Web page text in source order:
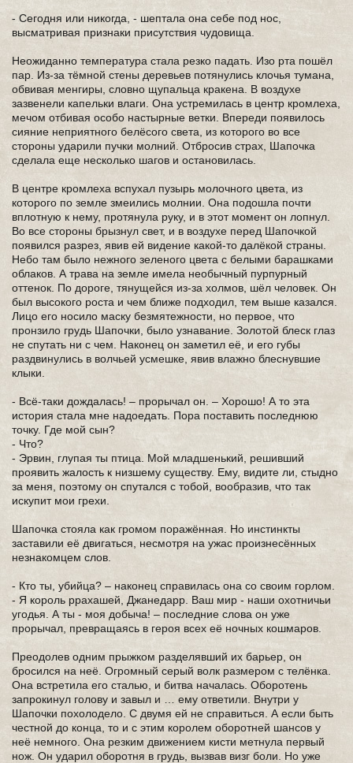
- Сегодня или никогда, - шептала она себе под нос,
высматривая признаки присутствия чудовища.
Неожиданно температура стала резко падать. Изо рта пошёл
пар. Из-за тёмной стены деревьев потянулись клочья тумана,
обвивая менгиры, словно щупальца кракена. В воздухе
зазвенели капельки влаги. Она устремилась в центр кромлеха,
мечом отбивая особо настырные ветки. Впереди появилось
сияние неприятного белёсого света, из которого во все
стороны ударили пучки молний. Отбросив страх, Шапочка
сделала еще несколько шагов и остановилась.
В центре кромлеха вспухал пузырь молочного цвета, из
которого по земле змеились молнии. Она подошла почти
вплотную к нему, протянула руку, и в этот момент он лопнул.
Во все стороны брызнул свет, и в воздухе перед Шапочкой
появился разрез, явив ей видение какой-то далёкой страны.
Небо там было нежного зеленого цвета с белыми барашками
облаков. А трава на земле имела необычный пурпурный
оттенок. По дороге, тянущейся из-за холмов, шёл человек. Он
был высокого роста и чем ближе подходил, тем выше казался.
Лицо его носило маску безмятежности, но первое, что
пронзило грудь Шапочки, было узнавание. Золотой блеск глаз
не спутать ни с чем. Наконец он заметил её, и его губы
раздвинулись в волчьей усмешке, явив влажно блеснувшие
клыки.
- Всё-таки дождалась! – прорычал он. – Хорошо! А то эта
история стала мне надоедать. Пора поставить последнюю
точку. Где мой сын?
- Что?
- Эрвин, глупая ты птица. Мой младшенький, решивший
проявить жалость к низшему существу. Ему, видите ли, стыдно
за меня, поэтому он спутался с тобой, вообразив, что так
искупит мои грехи.
Шапочка стояла как громом поражённая. Но инстинкты
заставили её двигаться, несмотря на ужас произнесённых
незнакомцем слов.
- Кто ты, убийца? – наконец справилась она со своим горлом.
- Я король ррахашей, Джанедарр. Ваш мир - наши охотничьи
угодья. А ты - моя добыча! – последние слова он уже
прорычал, превращаясь в героя всех её ночных кошмаров.
Преодолев одним прыжком разделявший их барьер, он
бросился на неё. Огромный серый волк размером с телёнка.
Она встретила его сталью, и битва началась. Оборотень
запрокинул голову и завыл и … ему ответили. Внутри у
Шапочки похолодело. С двумя ей не справиться. А если быть
честной до конца, то и с этим королем оборотней шансов у
неё немного. Она резким движением кисти метнула первый
нож. Он ударил оборотня в грудь, вызвав визг боли. Но уже